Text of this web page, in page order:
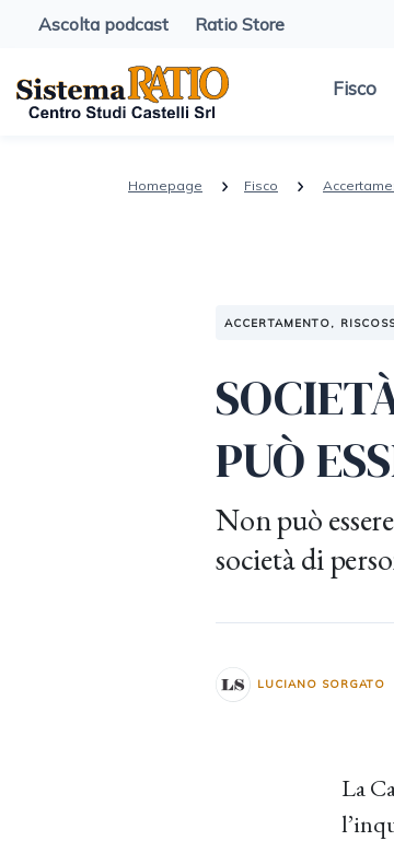
Ascolta podcast Ratio Store
Fisco
Homepage Fisco
ACCERTAMENTO,
PUÒ
Non può
società di
LUCIANO SORGATO
La